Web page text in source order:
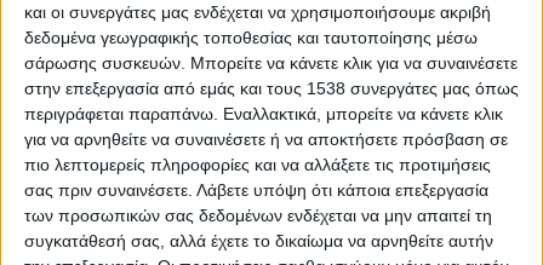
και οι συνεργάτες μας ενδέχεται να χρησιμοποιήσουμε ακριβή
δεδομένα γεωγραφικής τοποθεσίας και ταυτοποίησης μέσω
σάρωσης συσκευών. Μπορείτε να κάνετε κλικ για να συναινέσετε
στην επεξεργασία από εμάς και τους 1538 συνεργάτες μας όπως
περιγράφεται παραπάνω. Εναλλακτικά, μπορείτε να κάνετε κλικ
για να αρνηθείτε να συναινέσετε ή να αποκτήσετε πρόσβαση σε
πιο λεπτομερείς πληροφορίες και να αλλάξετε τις προτιμήσεις
σας πριν συναινέσετε. Λάβετε υπόψη ότι κάποια επεξεργασία
των προσωπικών σας δεδομένων ενδέχεται να μην απαιτεί τη
συγκατάθεσή σας, αλλά έχετε το δικαίωμα να αρνηθείτε αυτήν
07:00 Ὄρθρος καὶ Θεία Λειτουργία.
12:00 Ἱερὰ Παράκλησις εἰς τὴν Ὑπεραγίαν Θεοτόκον.
18:30 Ἀναστάσιμος Ἑσπερινός.
21:00 Μικρὸν Ἀπόδειπνον.
ΚΥΡΙΑΚΗ 18 ΜΑΪΟΥ 2025
07:00 Ἀναστάσιμος Ὄρθρος καὶ Θεία Λειτουργία.
12:00 Ἱερὰ Παράκλησις εἰς τὴν Ὑπεραγίαν Θεοτόκον.